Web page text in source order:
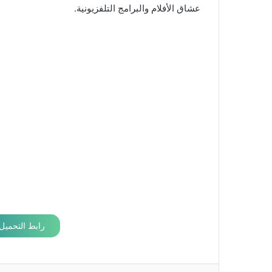
عشاق الأفلام والبرامج التلفزيونية.
رابط التحميل